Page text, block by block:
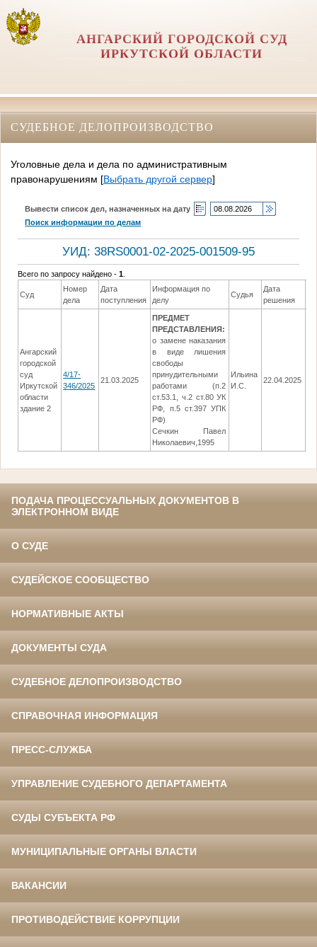
АНГАРСКИЙ ГОРОДСКОЙ СУД
ИРКУТСКОЙ ОБЛАСТИ
СУДЕБНОЕ ДЕЛОПРОИЗВОДСТВО
Уголовные дела и дела по административным
правонарушениям [Выбрать другой сервер]
Вывести список дел, назначенных на дату
Поиск информации по делам
УИД: 38RS0001-02-2025-001509-95
Всего по запросу найдено -1
Суд
Номер
дела
Дата
поступления
Информация по
делу
Судья
Дата
решения
Ангарский
городской
суд
Иркутской
области
здание 2
4/17-
346/2025
21.03.2025
ПРЕДМЕТ
ПРЕДСТАВЛЕНИЯ:
о замене наказания
в виде лишения
свободы
принудительными
работами (п.2
ст.53.1, ч.2 ст.80 УК
РФ, п.5 ст.397 УПК
РФ)
Сечкин Павел
Николаевич,1995
Ильина
И.С.
22.04.2025
ПОДАЧА ПРОЦЕССУАЛЬНЫХ ДОКУМЕНТОВ В
ЭЛЕКТРОННОМ ВИДЕ
О СУДЕ
СУДЕЙСКОЕ СООБЩЕСТВО
НОРМАТИВНЫЕ АКТЫ
ДОКУМЕНТЫ СУДА
СУДЕБНОЕ ДЕЛОПРОИЗВОДСТВО
СПРАВОЧНАЯ ИНФОРМАЦИЯ
ПРЕСС-СЛУЖБА
УПРАВЛЕНИЕ СУДЕБНОГО ДЕПАРТАМЕНТА
СУДЫ СУБЪЕКТА РФ
МУНИЦИПАЛЬНЫЕ ОРГАНЫ ВЛАСТИ
ВАКАНСИИ
ПРОТИВОДЕЙСТВИЕ КОРРУПЦИИ